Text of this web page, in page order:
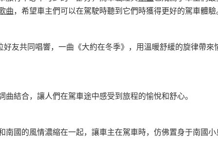
曲，希望車主們可以在駕駛時聽到它們時獲得更好的駕車體驗
好友共同唱響，一曲《大約在冬季》，用溫暖舒緩的旋律帶來
結合，讓人們在駕車途中感受到旅程的愉悅和舒心。
南國的風情濃縮在一起，讓車主在駕車時，仿佛置身于南國小